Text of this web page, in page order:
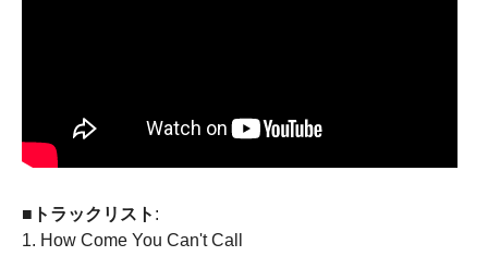
■トラックリスト :
1. How Come You Can't Call